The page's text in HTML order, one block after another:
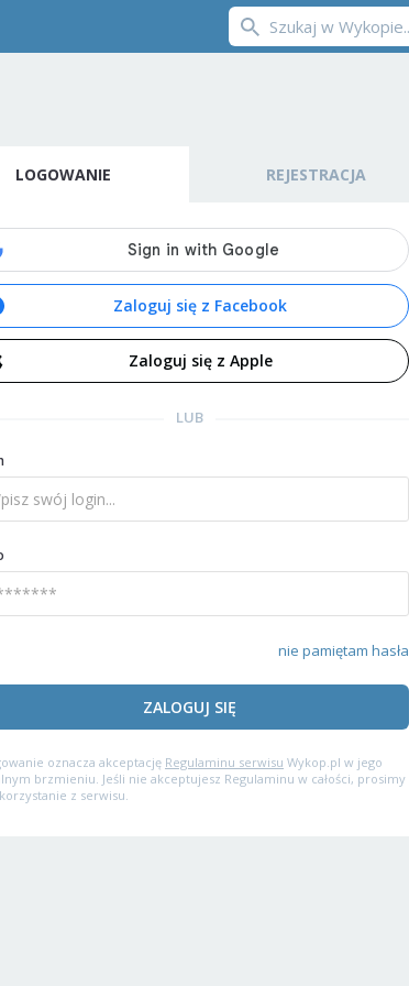
LOGOWANIE REJESTRACJA
Zaloguj się z Facebook
Zaloguj się z Apple
LUB
nie pamiętam hasła
ZALOGUJ SIĘ
oznacza akceptację Regulaminu serwisu Wykop.pl w jego
brzmieniu. Jeśli nie akceptujesz Regulaminu w całości, prosimy
z serwisu.